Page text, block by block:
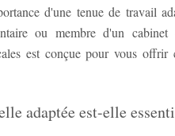
d'une tenue de travail
ou membre d'un
est conçue pour vous offrir
adaptée est-elle